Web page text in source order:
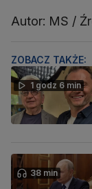
Autor: MS /
ZOBACZ TAKŻE:
1 godz 6 min
38 min